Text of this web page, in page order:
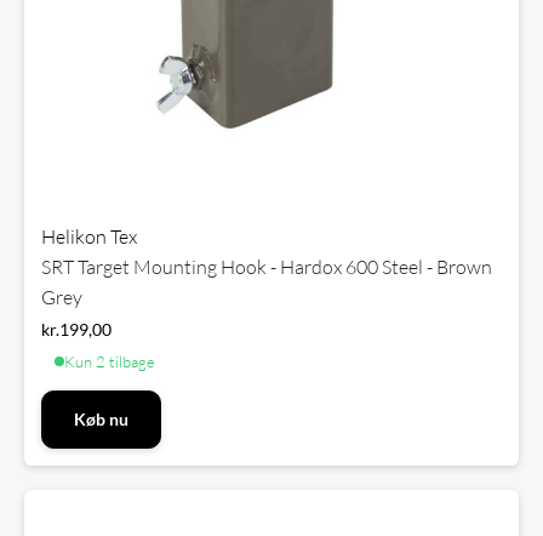
Helikon Tex
SRT Target Mounting Hook - Hardox 600 Steel - Brown
Grey
kr.199,00
Kun 2 tilbage
Køb nu